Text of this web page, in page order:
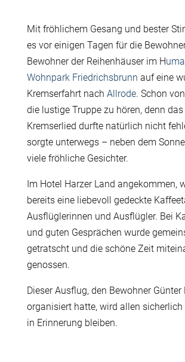
Mit fröhlichem Gesang und bester
es vor einigen Tagen für die
Bewohner der Reihenhäuser im H
Wohnpark Friedrichsbrunn auf eine
Kremserfahrt nach Allrode. Schon
die lustige Truppe zu hören, denn
Kremserlied durfte natürlich nicht
sorgte unterwegs – neben dem
viele fröhliche Gesichter.
Im Hotel Harzer Land angekommen,
bereits eine liebevoll gedeckte
Ausflüglerinnen und Ausflügler. Bei
und guten Gesprächen wurde
getratscht und die schöne Zeit
genossen.
Dieser Ausflug, den Bewohner Günter
organisiert hatte, wird allen
in Erinnerung bleiben.